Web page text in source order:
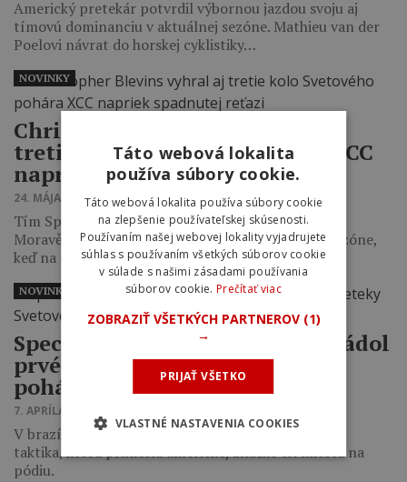
Americký pretekár potvrdil výbornou jazdou svoju aj
tímovú dominanciu v aktuálnej sezóne. Mathieu van der
Poelovi návrat do horskej cyklistiky…
Christopher Blevins vyhral aj
tretie kolo Svetového pohára XCC
napriek spadnutej reťazi
24. MÁJA 2025 17:00
Tím Specialized Factory Racing v Novém Městě na
Moravě znova ukázal absolútnu prevahu v tejto sezóne,
keď na druhom mieste…
NOVINKY
Specialized Factory Racing ovládol
prvé XCO preteky Svetového
pohára
7. APRÍLA 2025 16:50
V brazílskom Araxá rozhodla tímová spolupráca a
taktika, ktorá priniesla americkej značke tri miesta na
pódiu.
NOVINKY
Táto webová lokalita
používa súbory cookie.
Táto webová lokalita používa súbory cookie
na zlepšenie používateľskej skúsenosti.
Používaním našej webovej lokality vyjadrujete
súhlas s používaním všetkých súborov cookie
v súlade s našimi zásadami používania
súborov cookie. Prečítať viac
ZOBRAZIŤ VŠETKÝCH PARTNEROV (1)
→
PRIJAŤ VŠETKO
VLASTNÉ NASTAVENIA COOKIES